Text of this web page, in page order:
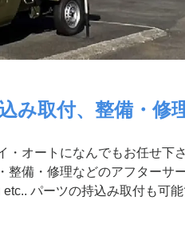
み取付、整備・修
オートになんでもお任せ下さ
備・修理などのアフターサ
パーツの持込み取付も可能